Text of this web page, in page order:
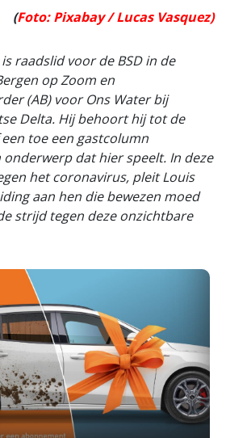
(Foto: Pixabay / Lucas Vasquez)
raadslid voor de BSD in de
op Zoom en
(AB) voor Ons Water bij
Delta. Hij behoort hij tot de
toe een gastcolumn
onderwerp dat hier speelt. In deze
het coronavirus, pleit Louis
aan hen die bewezen moed
strijd tegen deze onzichtbare